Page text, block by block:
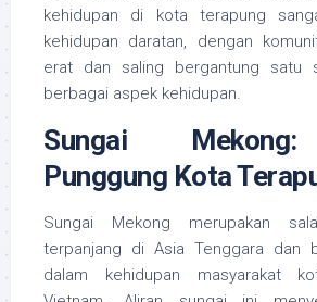
kehidupan di kota terapung
kehidupan daratan, dengan
erat dan saling bergantung satu
berbagai aspek kehidupan.
Sungai
Punggung Kota
Sungai Mekong merupakan
terpanjang di Asia Tenggara dan
dalam kehidupan masyarakat